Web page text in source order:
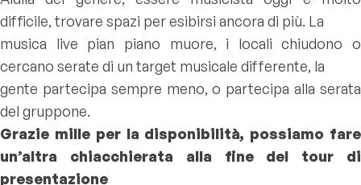
difficile, trovare spazi per esibirsi ancora di più. La
musica live pian piano muore, i locali chiudono o
cercano serate di un target musicale differente, la
gente partecipa sempre meno, o partecipa alla serata
del gruppone.
Grazie mille per la disponibilità, possiamo fare
un’altra chiacchierata alla fine del tour di
presentazione